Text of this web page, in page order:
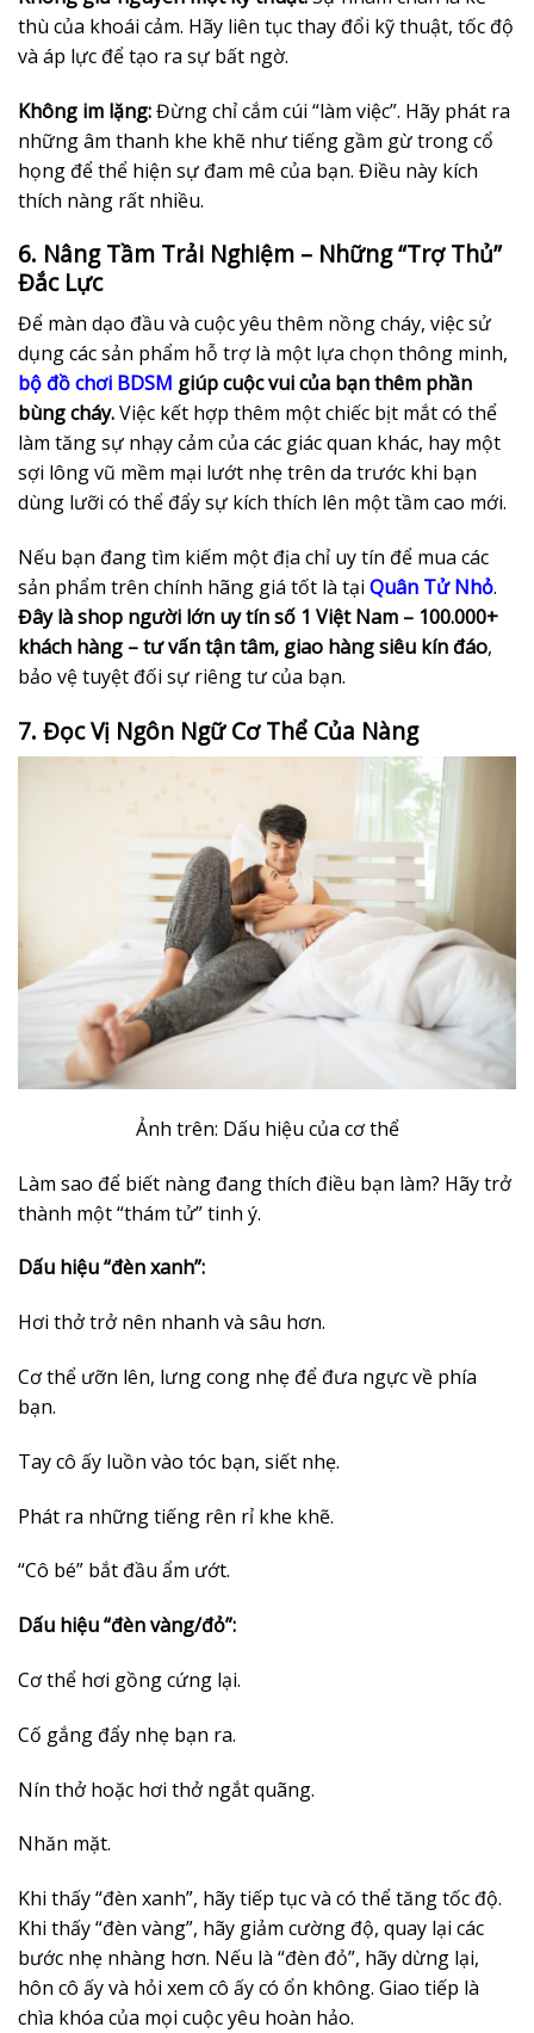
thù của khoái cảm. Hãy liên tục thay đổi kỹ thuật, tốc độ
và áp lực để tạo ra sự bất ngờ.
Không im lặng:Đừng chỉ cắm cúi “làm việc”. Hãy phát ra
những âm thanh khe khẽ như tiếng gầm gừ trong cổ
họng để thể hiện sự đam mê của bạn. Điều này kích
thích nàng rất nhiều.
6. Nâng Tầm Trải Nghiệm – Những “Trợ Thủ”
Đắc Lực
Để màn dạo đầu và cuộc yêu thêm nồng cháy, việc sử
dụng các sản phẩm hỗ trợ là một lựa chọn thông minh,
bộ đồ chơi BDSM giúp cuộc vui của bạn thêm phần
bùng cháy.Việc kết hợp thêm một chiếc bịt mắt có thể
làm tăng sự nhạy cảm của các giác quan khác, hay một
sợi lông vũ mềm mại lướt nhẹ trên da trước khi bạn
dùng lưỡi có thể đẩy sự kích thích lên một tầm cao mới.
Nếu bạn đang tìm kiếm một địa chỉ uy tín để mua các
sản phẩm trên chính hãng giá tốt là tại Quân Tử Nhỏ.
Đây là shop người lớn uy tín số 1 Việt Nam – 100.000+
khách hàng – tư vấn tận tâm, giao hàng siêu kín đáo,
bảo vệ tuyệt đối sự riêng tư của bạn.
7. Đọc Vị Ngôn Ngữ Cơ Thể Của Nàng
Ảnh trên: Dấu hiệu của cơ thể
Làm sao để biết nàng đang thích điều bạn làm? Hãy trở
thành một “thám tử” tinh ý.
Dấu hiệu “đèn xanh”:
Hơi thở trở nên nhanh và sâu hơn.
Cơ thể ưỡn lên, lưng cong nhẹ để đưa ngực về phía
bạn.
Tay cô ấy luồn vào tóc bạn, siết nhẹ.
Phát ra những tiếng rên rỉ khe khẽ.
“Cô bé” bắt đầu ẩm ướt.
Dấu hiệu “đèn vàng/đỏ”:
Cơ thể hơi gồng cứng lại.
Cố gắng đẩy nhẹ bạn ra.
Nín thở hoặc hơi thở ngắt quãng.
Nhăn mặt.
Khi thấy “đèn xanh”, hãy tiếp tục và có thể tăng tốc độ.
Khi thấy “đèn vàng”, hãy giảm cường độ, quay lại các
bước nhẹ nhàng hơn. Nếu là “đèn đỏ”, hãy dừng lại,
hôn cô ấy và hỏi xem cô ấy có ổn không. Giao tiếp là
chìa khóa của mọi cuộc yêu hoàn hảo.